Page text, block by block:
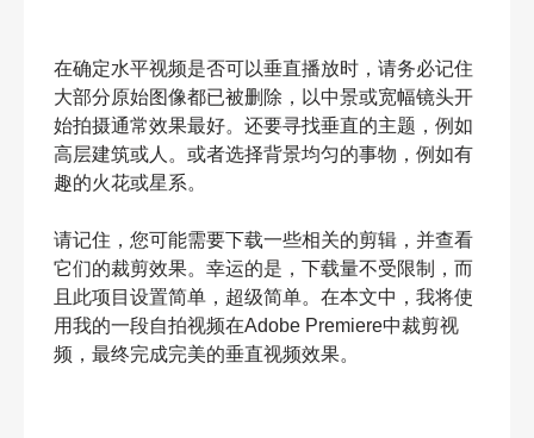
在确定水平视频是否可以垂直播放时，请务必记住
大部分原始图像都已被删除，以中景或宽幅镜头开
始拍摄通常效果最好。还要寻找垂直的主题，例如
高层建筑或人。或者选择背景均匀的事物，例如有
趣的火花或星系。
请记住，您可能需要下载一些相关的剪辑，并查看
它们的裁剪效果。幸运的是，下载量不受限制，而
且此项目设置简单，超级简单。在本文中，我将使
用我的一段自拍视频在Adobe Premiere中裁剪视
频，最终完成完美的垂直视频效果。